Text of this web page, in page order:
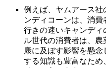
例えば、ヤムアース社
ンディコーンは、消
行きの速いキャンディ
ル世代の消費者は、
康に及ぼす影響を懸
する知識も豊富なため